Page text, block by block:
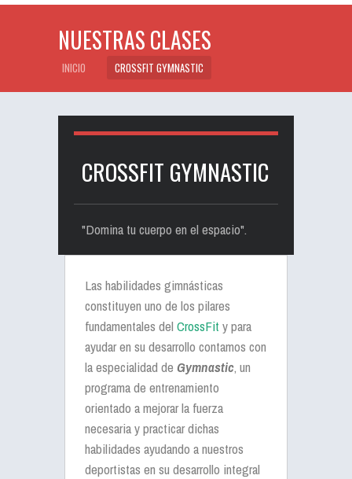
NUESTRAS CLASES
INICIO CROSSFIT GYMNASTIC
CROSSFIT GYMNASTIC
"Domina tu cuerpo en el espacio".
Las habilidades gimnásticas
constituyen uno de los pilares
fundamentales del CrossFit y para
ayudar en su desarrollo contamos con
la especialidad de Gymnastic, un
programa de entrenamiento
orientado a mejorar la fuerza
necesaria y practicar dichas
habilidades ayudando a nuestros
deportistas en su desarrollo integral